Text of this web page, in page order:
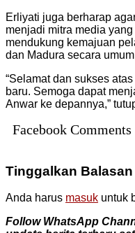
Erliyati juga berharap
menjadi mitra media
mendukung kemajuan
dan Madura secara
“Selamat dan sukses
baru. Semoga dapat
Anwar ke depannya,”
Facebook
Tinggalkan Balasan
Anda harus masuk untuk
Follow WhatsApp